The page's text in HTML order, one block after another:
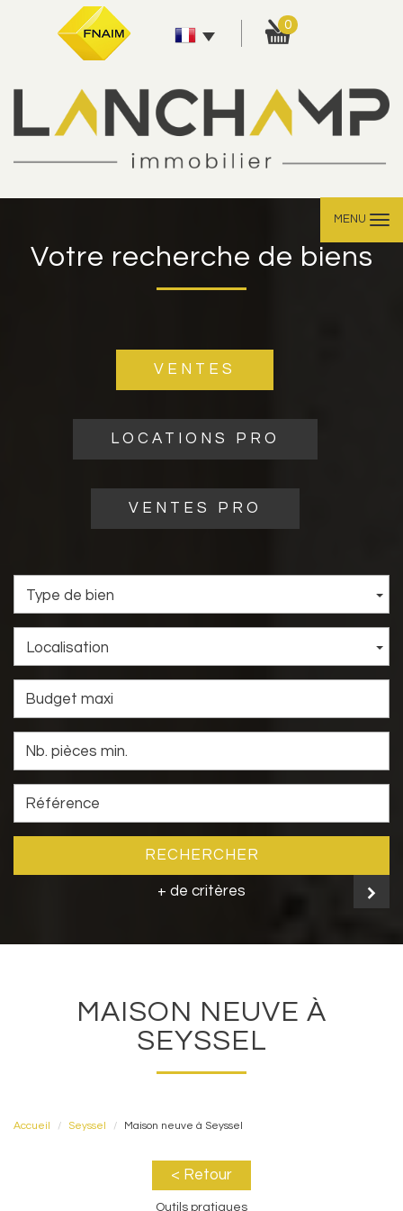
0
MENU
Votre recherche de biens
VENTES
LOCATIONS PRO
VENTES PRO
Type de bien
Localisation
RECHERCHER
+ de critères
MAISON NEUVE À
SEYSSEL
Accueil Seyssel Maison neuve à Seyssel
< Retour
Outils pratiques